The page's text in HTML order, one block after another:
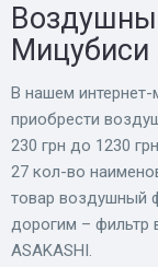
В нашем
приобрести
230 грн до 1230
27 кол-во
товар воздушный
дорогим – фильтр
ASAKASHI.